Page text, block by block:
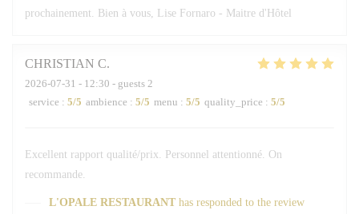
prochainement. Bien à vous, Lise Fornaro - Maitre d'Hôtel
CHRISTIAN C
2026-07-31 - 12:30 - guests 2
service : 5/5 ambience : 5/5 menu : 5/5 quality_price : 5/5
Excellent rapport qualité/prix. Personnel attentionné. On
recommande.
L'OPALE RESTAURANT has responded to the review